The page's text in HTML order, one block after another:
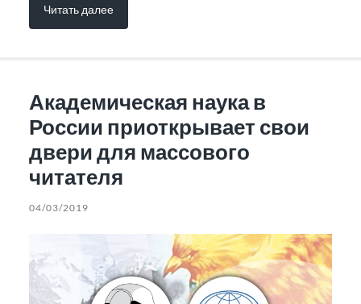
Читать далее
Академическая наука в
России приоткрывает свои
двери для массового
читателя
04/03/2019